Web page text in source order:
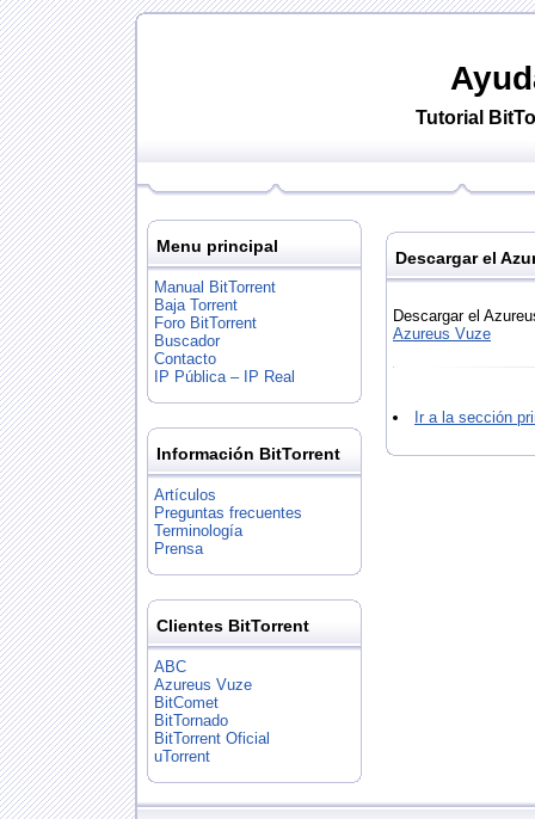
Tutorial
Descargar el
Descargar el
Azureus Vuze
Ir a la sección
Menu principal
Manual BitTorrent
Baja Torrent
Foro BitTorrent
Buscador
Contacto
IP Pública – IP Real
Información BitTorrent
Artículos
Preguntas frecuentes
Terminología
Prensa
Clientes BitTorrent
ABC
Azureus Vuze
BitComet
BitTornado
BitTorrent Oficial
uTorrent